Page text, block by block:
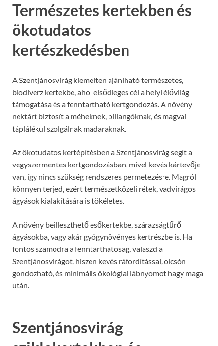
Természetes kertekben és
ökotudatos
kertészkedésben
A Szentjánosvirág kiemelten ajánlható természetes,
biodiverz kertekbe, ahol elsődleges cél a helyi élővilág
támogatása és a fenntartható kertgondozás. A növény
nektárt biztosít a méheknek, pillangóknak, és magvai
táplálékul szolgálnak madaraknak.
Az ökotudatos kertépítésben a Szentjánosvirág segít a
vegyszermentes kertgondozásban, mivel kevés kártevője
van, így nincs szükség rendszeres permetezésre. Magról
könnyen terjed, ezért természetközeli rétek, vadvirágos
ágyások kialakítására is tökéletes.
A növény beilleszthető esőkertekbe, szárazságtűrő
ágyásokba, vagy akár gyógynövényes kertrészbe is. Ha
fontos számodra a fenntarthatóság, válaszd a
Szentjánosvirágot, hiszen kevés ráfordítással, olcsón
gondozható, és minimális ökológiai lábnyomot hagy maga
után.
Szentjánosvirág